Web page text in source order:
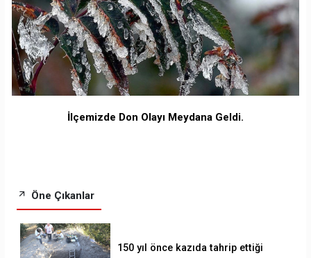
İlçemizde Don Olayı Meydana Geldi.
Öne Çıkanlar
150 yıl önce kazıda tahrip ettiği